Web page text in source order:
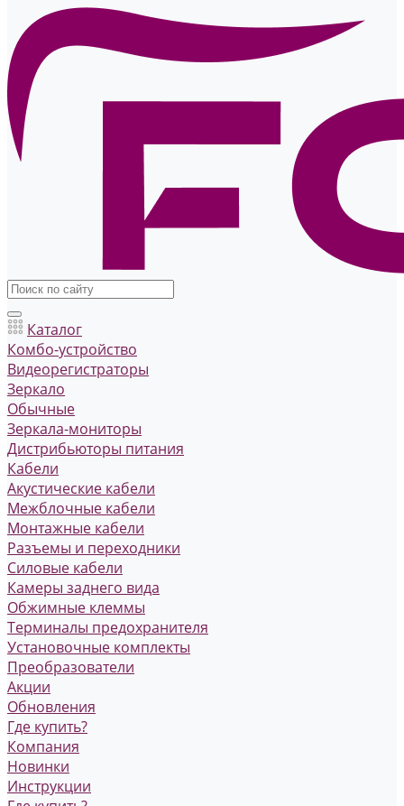
Каталог
Комбо-устройство
Видеорегистраторы
Зеркало
Обычные
Зеркала-мониторы
Дистрибьюторы питания
Кабели
Акустические кабели
Межблочные кабели
Монтажные кабели
Разъемы и переходники
Силовые кабели
Камеры заднего вида
Обжимные клеммы
Терминалы предохранителя
Установочные комплекты
Преобразователи
Акции
Обновления
Где купить?
Компания
Новинки
Инструкции